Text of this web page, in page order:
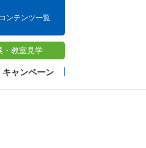
ンテンツ一覧
教室見学
キャンペーン